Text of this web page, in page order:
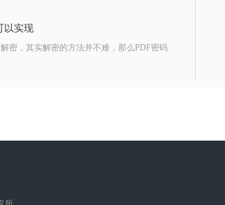
以实现
密，其实解密的方法并不难，那么PDF密码